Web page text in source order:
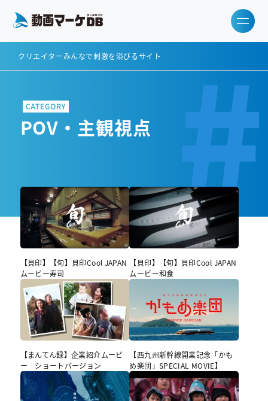
クリエイターみんなで刺激を浴びるサイト
POV・主観視点 #
【貝印】【旬】貝印Cool JAPAN
ムービー寿司
【貝印】【旬】貝印Cool JAPAN
ムービー和食
【まんてん録】企業紹介ムービ
ー ショートバージョン
【西九州新幹線開業記念「かも
め楽団」SPECIAL MOVIE】